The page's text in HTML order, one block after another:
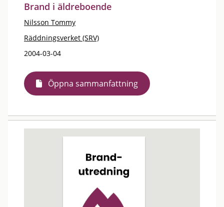
Brand i äldreboende
Nilsson Tommy
Räddningsverket (SRV)
2004-03-04
Öppna sammanfattning